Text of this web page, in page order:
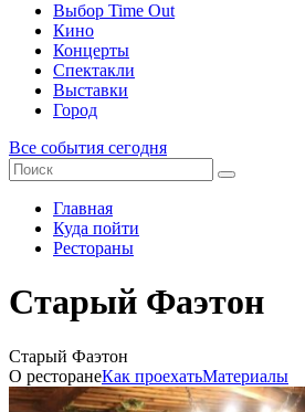
Выбор Time Out
Кино
Концерты
Спектакли
Выставки
Город
Все события сегодня
Главная
Куда пойти
Рестораны
Старый Фаэтон
Старый Фаэтон
О ресторанеКак проехатьМатериалы